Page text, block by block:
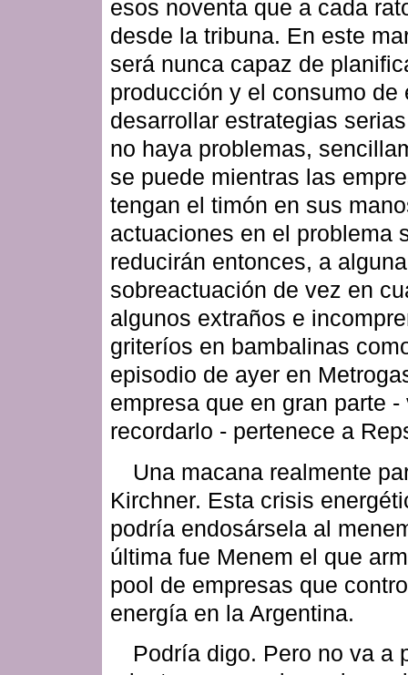
esos noventa que a cada
desde la tribuna. En este
será nunca capaz de
producción y el consumo de
desarrollar estrategias
no haya problemas,
se puede mientras las
tengan el timón en sus
actuaciones en el problema
reducirán entonces, a alguna
sobreactuación de vez en
algunos extraños e
griteríos en bambalinas
episodio de ayer en
empresa que en gran parte -
recordarlo - pertenece a
Una macana realmente
Kirchner. Esta crisis
podría endosársela al
última fue Menem el que
pool de empresas que
energía en la Argentina.
Podría digo. Pero no va a